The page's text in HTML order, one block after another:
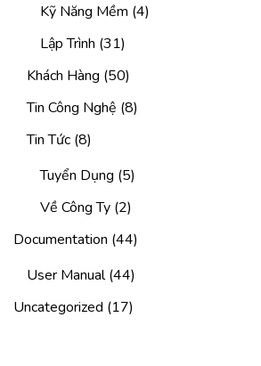
Kỹ Năng Mềm (4)
Lập Trình (31)
Khách Hàng (50)
Tin Công Nghệ (8)
Tin Tức (8)
Tuyển Dụng (5)
Về Công Ty (2)
Documentation (44)
User Manual(44)
Uncategorized (17)